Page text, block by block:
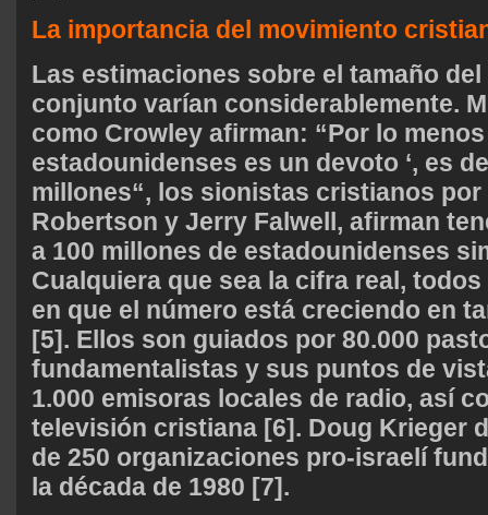
La importancia del movimiento
Las estimaciones sobre el tamaño
conjunto varían considerablemente.
como Crowley afirman: “Por lo
estadounidenses es un devoto ‘, es
millones“, los sionistas cristianos por
Robertson y Jerry Falwell, afirman
a 100 millones de estadounidenses
Cualquiera que sea la cifra real,
en que el número está creciendo en
[5]. Ellos son guiados por 80.000
fundamentalistas y sus puntos de
1.000 emisoras locales de radio, así
televisión cristiana [6]. Doug Krieger
de 250 organizaciones pro-israelí
la década de 1980 [7].